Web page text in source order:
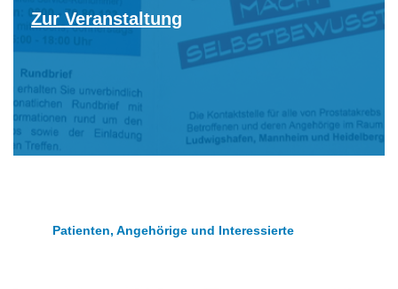
Zur Veranstaltung
Patienten, Angehörige und Interessierte